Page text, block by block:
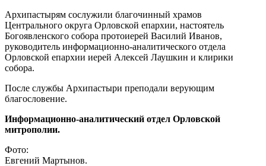
Архипастырям сослужили благочинный храмов
Центрального округа Орловской епархии, настоятель
Богоявленского собора протоиерей Василий Иванов,
руководитель информационно-аналитического отдела
Орловской епархии иерей Алексей Лаушкин и клирики
собора.
После службы Архипастыри преподали верующим
благословение.
Информационно-аналитический отдел Орловской
митрополии.
Фото:
Евгений Мартынов.